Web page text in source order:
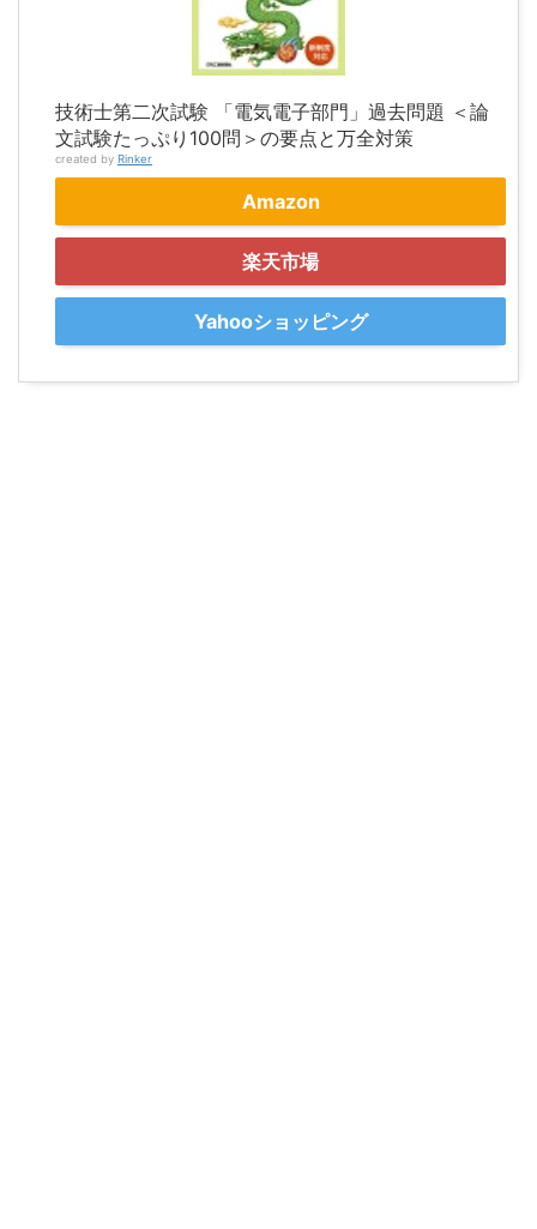
技術士第二次試験 「電気電子部門」過去問題 ＜論
文試験たっぷり100問＞の要点と万全対策
created by Rinker
Amazon
楽天市場
Yahooショッピング